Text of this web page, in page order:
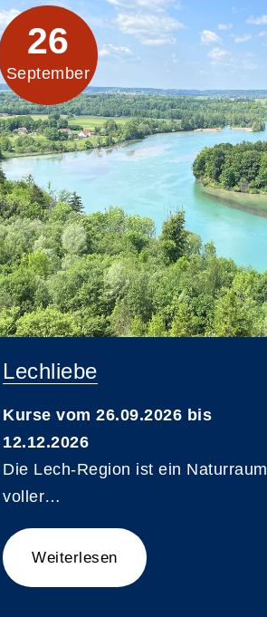
26
September
Lechliebe
Kurse vom 26.09.2026 bis
12.12.2026
Die Lech-Region ist ein Naturraum
voller…
Weiterlesen